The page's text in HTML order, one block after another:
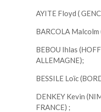
AYITE Floyd (
BARCOLA Malcolm
BEBOU Ihlas
ALLEMAGNE);
BESSILE Loïc
DENKEY Kevin
FRANCE) ;